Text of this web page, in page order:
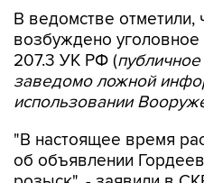
В ведомстве отметили,
возбуждено уголовное
207.3 УК РФ (
заведомо ложной
использовании
"В настоящее время
об объявлении